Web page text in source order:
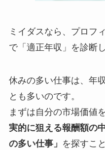
ミイダスなら、プロフ
で「適正年収」を診断
休みの多い仕事は、年
とも多いのです。
まずは自分の市場価値
実的に狙える報酬額の
の多い仕事」 を探すこ